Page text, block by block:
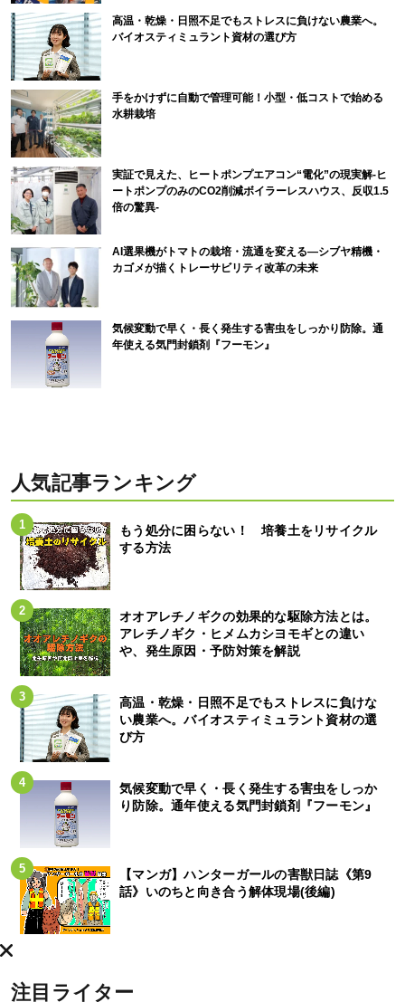
高温・乾燥・日照不足でもストレスに負けない農業へ。
バイオスティミュラント資材の選び方
手をかけずに自動で管理可能！小型・低コストで始める
水耕栽培
実証で見えた、ヒートポンプエアコン“電化”の現実解-ヒ
ートポンプのみのCO2削減ボイラーレスハウス、反収1.5
倍の驚異-
AI選果機がトマトの栽培・流通を変える―シブヤ精機・
カゴメが描くトレーサビリティ改革の未来
気候変動で早く・長く発生する害虫をしっかり防除。通
年使える気門封鎖剤『フーモン』
人気記事ランキング
もう処分に困らない！ 培養土をリサイクル
する方法
オオアレチノギクの効果的な駆除方法とは。
アレチノギク・ヒメムカシヨモギとの違い
や、発生原因・予防対策を解説
高温・乾燥・日照不足でもストレスに負けな
い農業へ。バイオスティミュラント資材の選
び方
気候変動で早く・長く発生する害虫をしっか
り防除。通年使える気門封鎖剤『フーモン』
【マンガ】ハンターガールの害獣日誌《第9
話》いのちと向き合う解体現場(後編)
注目ライター